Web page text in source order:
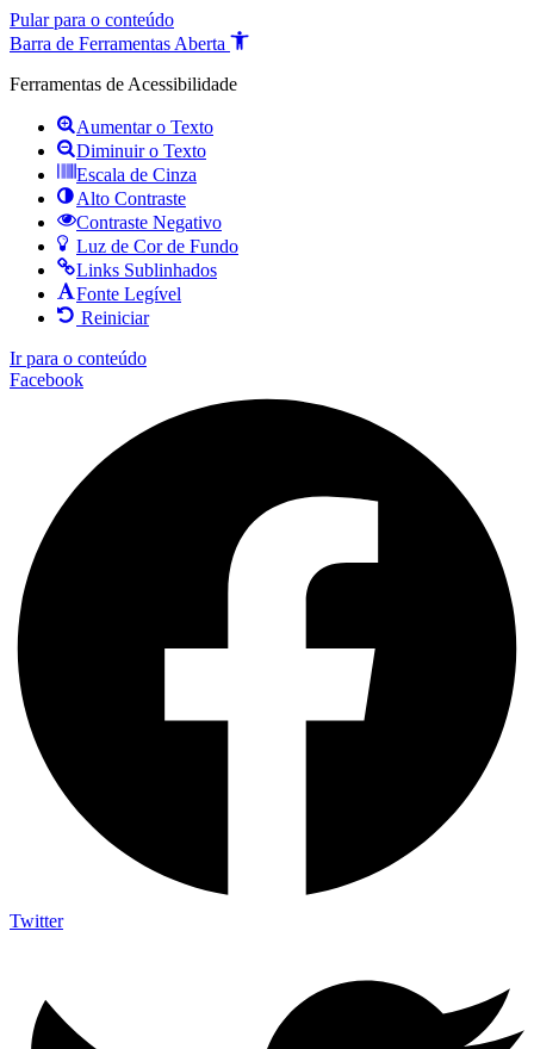
Pular para o conteúdo
Barra de Ferramentas Aberta
Ferramentas de Acessibilidade
Aumentar o Texto
Diminuir o Texto
Escala de Cinza
Alto Contraste
Contraste Negativo
Luz de Cor de Fundo
Links Sublinhados
Fonte Legível
Reiniciar
Ir para o conteúdo
Facebook
Twitter